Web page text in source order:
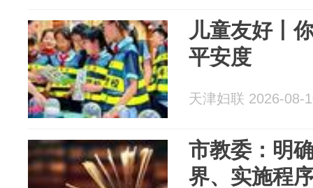
儿童友好丨
平安度
天津妇联 2026-08-
市教委：明
界、实施程